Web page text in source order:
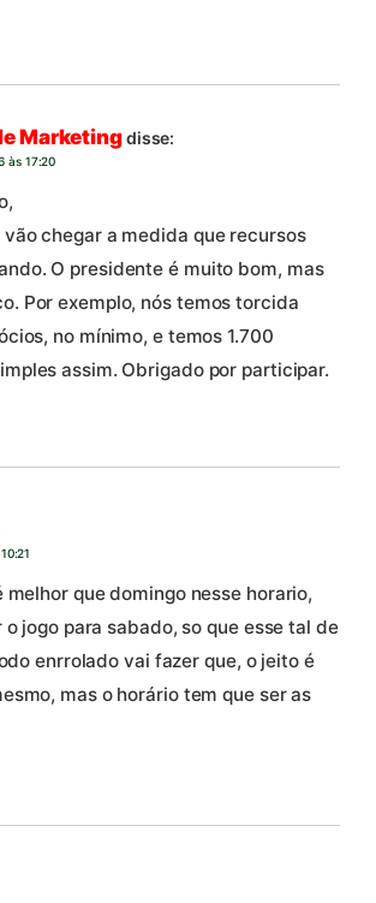
Marketingdisse:
às 17:20
chegar a medida que recursos
O presidente é muito bom, mas
Por exemplo, nós temos torcida
no mínimo, e temos 1.700
assim. Obrigado por participar.
melhor que domingo nesse horario,
jogo para sabado, so que esse tal de
enrrolado vai fazer que, o jeito é
mas o horário tem que ser as